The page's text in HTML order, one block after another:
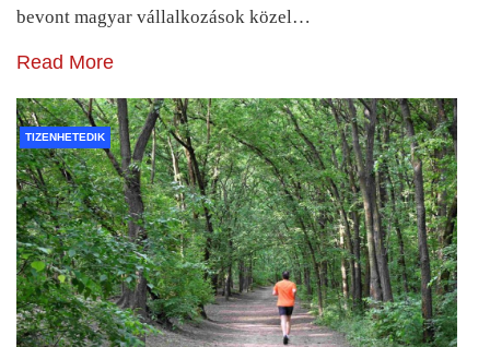
bevont magyar vállalkozások közel…
Read More
TIZENHETEDIK